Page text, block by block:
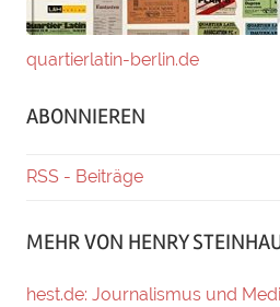
quartierlatin-berlin.de
ABONNIEREN
RSS - Beiträge
MEHR VON HENRY
hest.de: Journalismus und